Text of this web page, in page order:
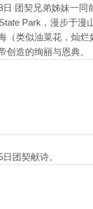
日 团契兄弟姊妹一同
Park，漫步于漫
（类似油菜花，灿烂
创造的绚丽与恩典。
团契献诗。